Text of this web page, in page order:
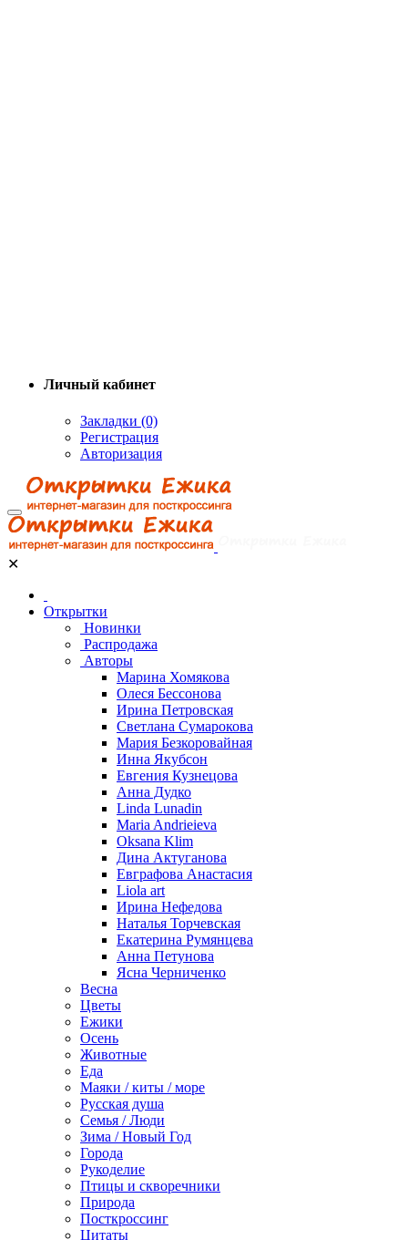
Личный кабинет
Закладки (0)
Регистрация
Авторизация
✕
Открытки
Новинки
Распродажа
Авторы
Марина Хомякова
Олеся Бессонова
Ирина Петровская
Светлана Сумарокова
Мария Безкоровайная
Инна Якубсон
Евгения Кузнецова
Анна Дудко
Linda Lunadin
Maria Andrieieva
Oksana Klim
Дина Актуганова
Евграфова Анастасия
Liola art
Ирина Нефедова
Наталья Торчевская
Екатерина Румянцева
Анна Петунова
Ясна Черниченко
Весна
Цветы
Ежики
Осень
Животные
Еда
Маяки / киты / море
Русская душа
Семья / Люди
Зима / Новый Год
Города
Рукоделие
Птицы и скворечники
Природа
Посткроссинг
Цитаты